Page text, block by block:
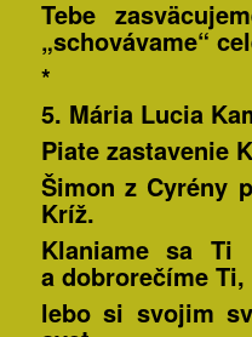
Tebe
„schovávame“
*
5. Mária Lucia
Piate zastavenie
Šimon z Cyrény
Kríž.
Klaniame sa
a dobrorečíme Ti,
lebo si svojim